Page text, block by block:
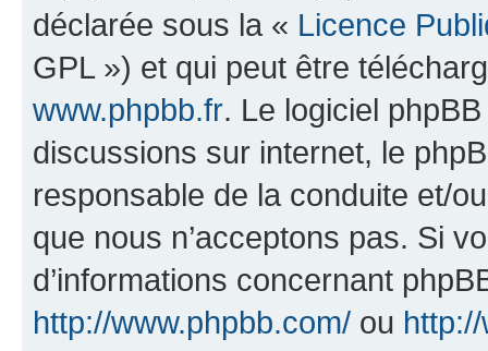
déclarée sous la « Licence
GPL ») et qui peut être
www.phpbb.fr. Le logiciel
discussions sur internet, le
responsable de la conduite et/
que nous n’acceptons pas. Si
d’informations concernant
http://www.phpbb.com/ ou